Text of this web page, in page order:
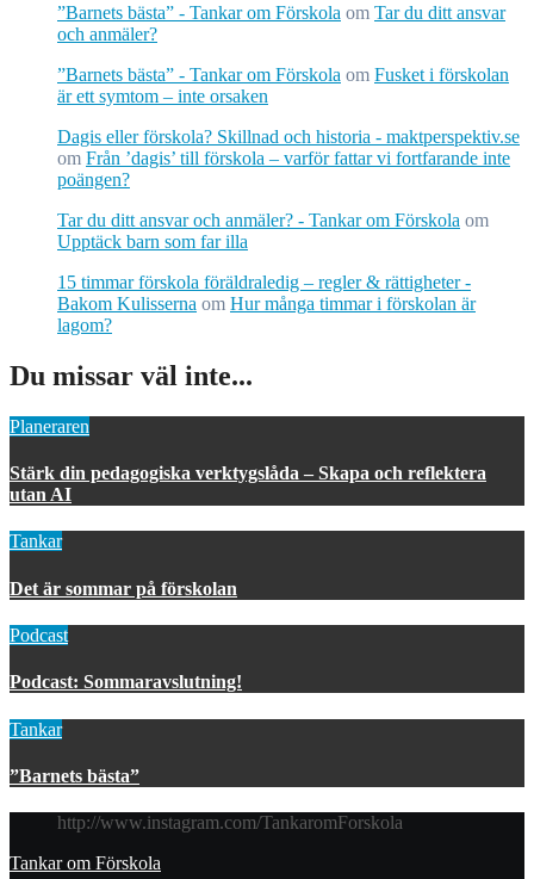
”Barnets bästa” - Tankar om Förskola om Tar du ditt ansvar
och anmäler?
”Barnets bästa” - Tankar om Förskola om Fusket i förskolan
är ett symtom – inte orsaken
Dagis eller förskola? Skillnad och historia - maktperspektiv.se
om Från ’dagis’ till förskola – varför fattar vi fortfarande inte
poängen?
Tar du ditt ansvar och anmäler? - Tankar om Förskola om
Upptäck barn som far illa
15 timmar förskola föräldraledig – regler & rättigheter -
Bakom Kulisserna om Hur många timmar i förskolan är
lagom?
Du missar väl inte...
Planeraren
Stärk din pedagogiska verktygslåda – Skapa och reflektera
utan AI
Tankar
Det är sommar på förskolan
Podcast
Podcast: Sommaravslutning!
Tankar
”Barnets bästa”
http://www.instagram.com/TankaromForskola
Tankar om Förskola